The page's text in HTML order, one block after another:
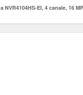
NVR4104HS-EI, 4 canale, 16